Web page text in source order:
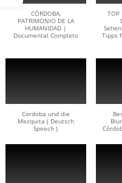
CÓRDOBA,
PATRIMONIO DE LA
HUMANIDAD |
Documental Completo
TOP
Tipps
Cordoba und die
Mezquita ( Deutsch
Speech )